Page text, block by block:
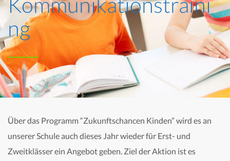
ng
Über das Programm “Zukunftschancen Kinden” wird es an
unserer Schule auch dieses Jahr wieder für Erst- und
Zweitklässer ein Angebot geben. Ziel der Aktion ist es